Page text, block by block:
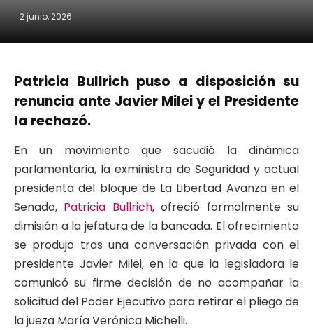
2 junio, 2026
Patricia Bullrich puso a disposición su
renuncia ante Javier Milei y el Presidente
la rechazó.
En un movimiento que sacudió la dinámica
parlamentaria, la exministra de Seguridad y actual
presidenta del bloque de La Libertad Avanza en el
Senado, Patricia Bullrich, ofreció formalmente su
dimisión a la jefatura de la bancada. El ofrecimiento
se produjo tras una conversación privada con el
presidente Javier Milei, en la que la legisladora le
comunicó su firme decisión de no acompañar la
solicitud del Poder Ejecutivo para retirar el pliego de
la jueza María Verónica Michelli.